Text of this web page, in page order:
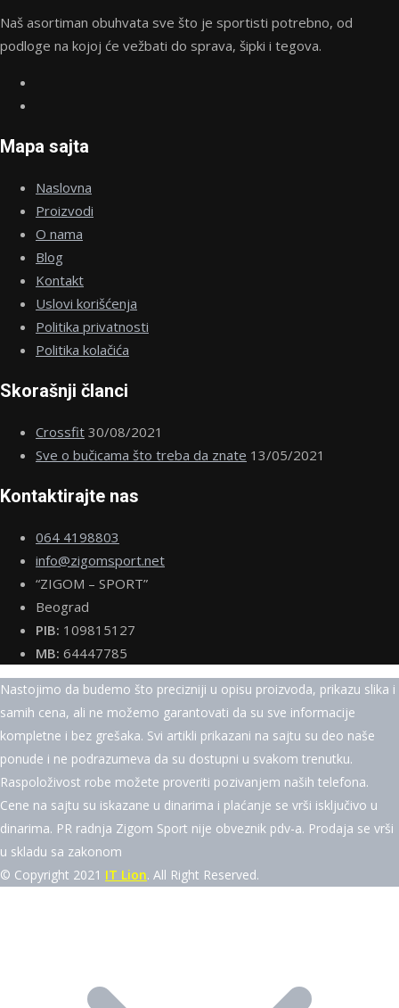
izabrane
na
Naš asortiman obuhvata sve što je sportisti potrebno, od
podloge na kojoj će vežbati do sprava, šipki i tegova.
Mapa sajta
Naslovna
Proizvodi
O nama
Blog
Kontakt
Uslovi korišćenja
Politika privatnosti
Politika kolačića
Skorašnji članci
Crossfit 30/08/2021
Sve o bučicama što treba da znate 13/05/2021
Kontaktirajte nas
064 4198803
info@zigomsport.net
“ZIGOM – SPORT”
Beograd
PIB: 109815127
MB: 64447785
Nastojimo da budemo što precizniji u opisu proizvoda, prikazu slika i
samih cena, ali ne možemo garantovati da su sve informacije
kompletne i bez grešaka. Svi artikli prikazani na sajtu su deo naše
ponude i ne podrazumeva da su dostupni u svakom trenutku.
Raspoloživost robe možete proveriti pozivanjem naših telefona.
Cene na sajtu su iskazane u dinarima i plaćanje se vrši isključivo u
dinarima. PR radnja Zigom Sport nije obveznik pdv-a. Prodaja se vrši
u skladu sa zakonom
© Copyright 2021 IT Lion. All Right Reserved.